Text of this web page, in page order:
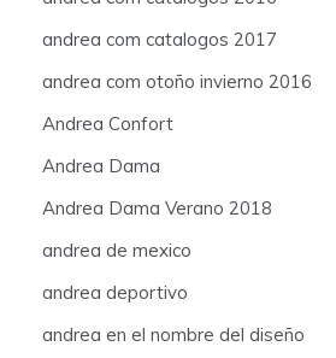
andrea com catalogos 2017
andrea com otoño invierno 2016
Andrea Confort
Andrea Dama
Andrea Dama Verano 2018
andrea de mexico
andrea deportivo
andrea en el nombre del diseño